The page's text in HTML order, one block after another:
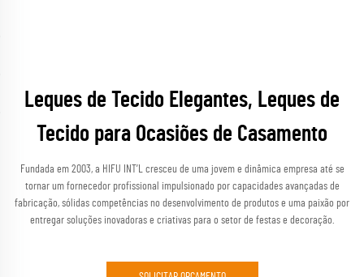
Leques de Tecido Elegantes, Leques de
Tecido para Ocasiões de Casamento
Fundada em 2003, a HIFU INT’L cresceu de uma jovem e dinâmica empresa até se
tornar um fornecedor profissional impulsionado por capacidades avançadas de
fabricação, sólidas competências no desenvolvimento de produtos e uma paixão por
entregar soluções inovadoras e criativas para o setor de festas e decoração.